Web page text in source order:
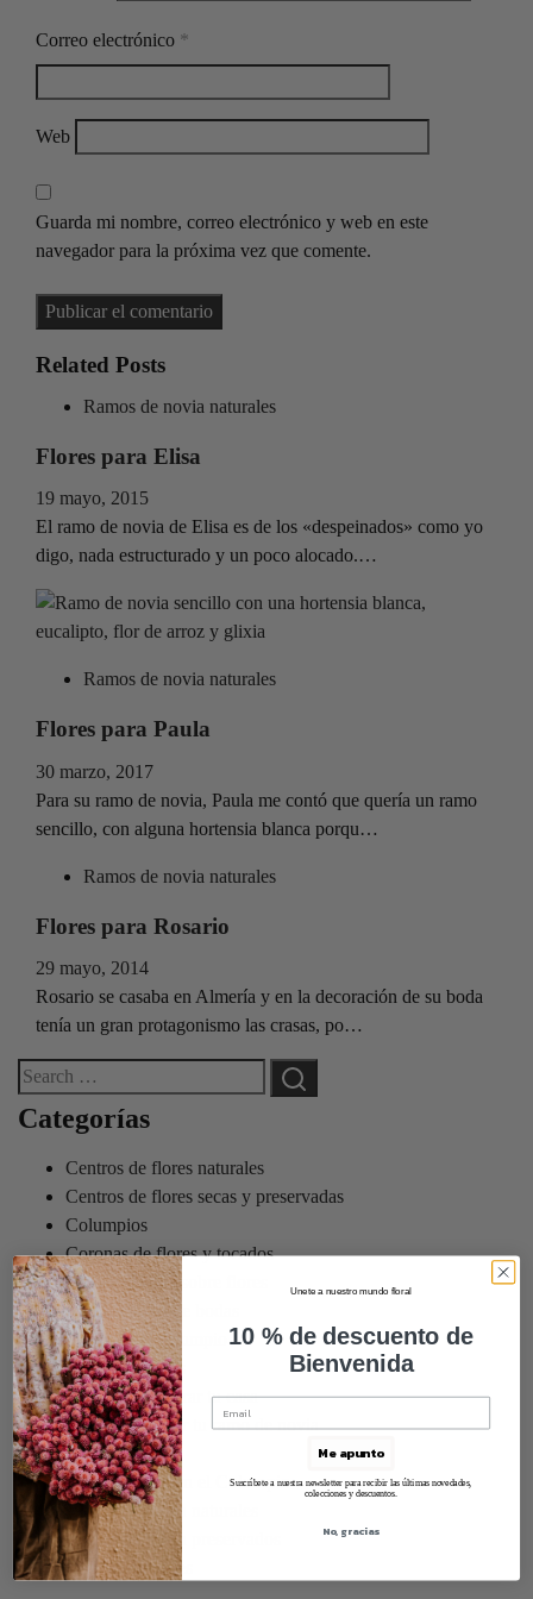
Correo electrónico *
Web
Guarda mi nombre, correo electrónico y web en este
navegador para la próxima vez que comente.
Related Posts
Ramos de novia naturales
Flores para Elisa
19 mayo, 2015
El ramo de novia de Elisa es de los «despeinados» como yo
digo, nada estructurado y un poco alocado.…
Ramos de novia naturales
Flores para Paula
30 marzo, 2017
Para su ramo de novia, Paula me contó que quería un ramo
sencillo, con alguna hortensia blanca porqu…
Ramos de novia naturales
Flores para Rosario
29 mayo, 2014
Rosario se casaba en Almería y en la decoración de su boda
tenía un gran protagonismo las crasas, po…
Categorías
Centros de flores naturales
Centros de flores secas y preservadas
Columpios
Coronas de flores y tocados
Datos curiosos sobre flores
Decoraciones de bodas
Flores en el columpio
Ideas de regalos
Ideas para decorar tu casa
Ideas para elegir tu ramo de novia
Navidad
Novias Flores en el Columpio
Ramos de novia naturales
Ramos de novia preservados
Talleres de flores
Unete a nuestro mundo floral
10 % de descuento de
Bienvenida
Me apunto
Suscríbete a nuestra newsletter para recibir las últimas novedades,
colecciones y descuentos.
No, gracias